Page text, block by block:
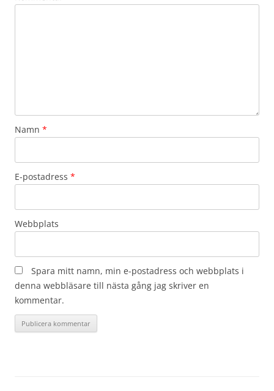
Namn *
E-postadress *
Webbplats
Spara mitt namn, min e-postadress och webbplats i
denna webbläsare till nästa gång jag skriver en
kommentar.